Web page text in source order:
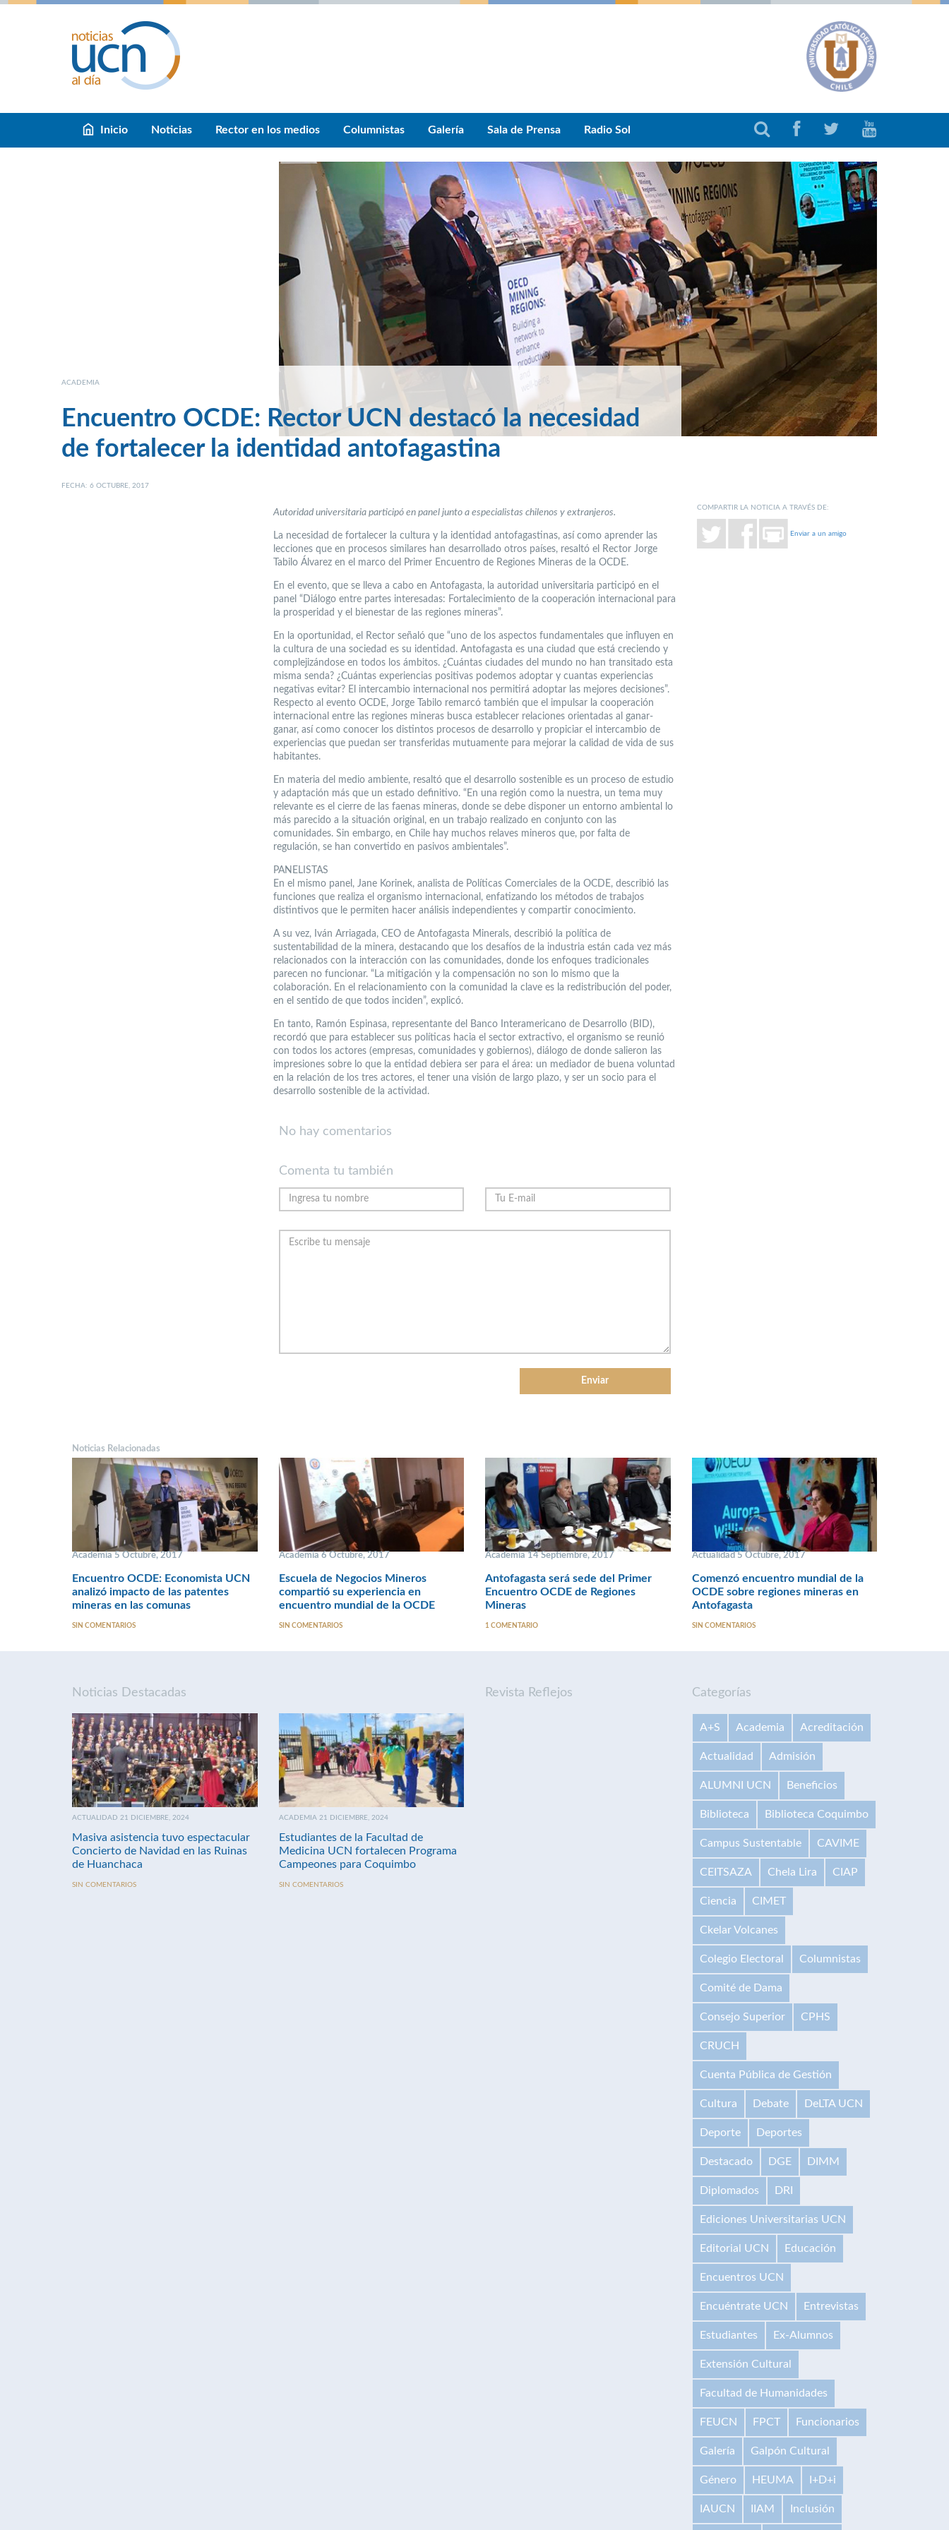
Inicio Noticias Rector en los medios Columnistas Galería Sala de Prensa Radio Sol
ACADEMIA
Encuentro OCDE: Rector UCN destacó la necesidad
de fortalecer la identidad antofagastina
FECHA: 6 OCTUBRE, 2017
Autoridad universitaria participó en panel junto a especialistas chilenos y extranjeros.
La necesidad de fortalecer la cultura y la identidad antofagastinas, así como aprender las
lecciones que en procesos similares han desarrollado otros países, resaltó el Rector Jorge
Tabilo Álvarez en el marco del Primer Encuentro de Regiones Mineras de la OCDE.
En el evento, que se lleva a cabo en Antofagasta, la autoridad universitaria participó en el
panel “Diálogo entre partes interesadas: Fortalecimiento de la cooperación internacional para
la prosperidad y el bienestar de las regiones mineras”.
En la oportunidad, el Rector señaló que “uno de los aspectos fundamentales que influyen en
la cultura de una sociedad es su identidad. Antofagasta es una ciudad que está creciendo y
complejizándose en todos los ámbitos. ¿Cuántas ciudades del mundo no han transitado esta
misma senda? ¿Cuántas experiencias positivas podemos adoptar y cuantas experiencias
negativas evitar? El intercambio internacional nos permitirá adoptar las mejores decisiones”.
Respecto al evento OCDE, Jorge Tabilo remarcó también que el impulsar la cooperación
internacional entre las regiones mineras busca establecer relaciones orientadas al ganar-
ganar, así como conocer los distintos procesos de desarrollo y propiciar el intercambio de
experiencias que puedan ser transferidas mutuamente para mejorar la calidad de vida de sus
habitantes.
En materia del medio ambiente, resaltó que el desarrollo sostenible es un proceso de estudio
y adaptación más que un estado definitivo. “En una región como la nuestra, un tema muy
relevante es el cierre de las faenas mineras, donde se debe disponer un entorno ambiental lo
más parecido a la situación original, en un trabajo realizado en conjunto con las
comunidades. Sin embargo, en Chile hay muchos relaves mineros que, por falta de
regulación, se han convertido en pasivos ambientales”.
PANELISTAS
En el mismo panel, Jane Korinek, analista de Políticas Comerciales de la OCDE, describió las
funciones que realiza el organismo internacional, enfatizando los métodos de trabajos
distintivos que le permiten hacer análisis independientes y compartir conocimiento.
A su vez, Iván Arriagada, CEO de Antofagasta Minerals, describió la política de
sustentabilidad de la minera, destacando que los desafíos de la industria están cada vez más
relacionados con la interacción con las comunidades, donde los enfoques tradicionales
parecen no funcionar. “La mitigación y la compensación no son lo mismo que la
colaboración. En el relacionamiento con la comunidad la clave es la redistribución del poder,
en el sentido de que todos inciden”, explicó.
En tanto, Ramón Espinasa, representante del Banco Interamericano de Desarrollo (BID),
recordó que para establecer sus políticas hacia el sector extractivo, el organismo se reunió
con todos los actores (empresas, comunidades y gobiernos), diálogo de donde salieron las
impresiones sobre lo que la entidad debiera ser para el área: un mediador de buena voluntad
en la relación de los tres actores, el tener una visión de largo plazo, y ser un socio para el
desarrollo sostenible de la actividad.
COMPARTIR LA NOTICIA A TRAVÉS DE:
Enviar a un amigo
No hay comentarios
Comenta tu también
Noticias Relacionadas
Academia 5 Octubre, 2017
Encuentro OCDE: Economista UCN
analizó impacto de las patentes
mineras en las comunas
SIN COMENTARIOS
Academia 6 Octubre, 2017
Escuela de Negocios Mineros
compartió su experiencia en
encuentro mundial de la OCDE
SIN COMENTARIOS
Academia 14 Septiembre, 2017
Antofagasta será sede del Primer
Encuentro OCDE de Regiones
Mineras
1 COMENTARIO
Actualidad 5 Octubre, 2017
Comenzó encuentro mundial de la
OCDE sobre regiones mineras en
Antofagasta
SIN COMENTARIOS
Noticias Destacadas
ACTUALIDAD 21 DICIEMBRE, 2024
Masiva asistencia tuvo espectacular
Concierto de Navidad en las Ruinas
de Huanchaca
SIN COMENTARIOS
ACADEMIA 21 DICIEMBRE, 2024
Estudiantes de la Facultad de
Medicina UCN fortalecen Programa
Campeones para Coquimbo
SIN COMENTARIOS
Revista Reflejos Categorías
A+S Academia Acreditación
Actualidad Admisión
ALUMNI UCN Beneficios
Biblioteca Biblioteca Coquimbo
Campus Sustentable CAVIME
CEITSAZA Chela Lira CIAP
Ciencia CIMET
Ckelar Volcanes
Colegio Electoral Columnistas
Comité de Dama
Consejo Superior CPHS
CRUCH
Cuenta Pública de Gestión
Cultura Debate DeLTA UCN
Deporte Deportes
Destacado DGE DIMM
Diplomados DRI
Ediciones Universitarias UCN
Editorial UCN Educación
Encuentros UCN
Encuéntrate UCN Entrevistas
Estudiantes Ex-Alumnos
Extensión Cultural
Facultad de Humanidades
FEUCN FPCT Funcionarios
Galería Galpón Cultural
Género HEUMA I+D+i
IAUCN IIAM Inclusión